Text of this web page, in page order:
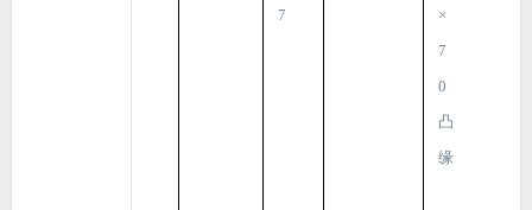
7
×
7
0
凸
缘